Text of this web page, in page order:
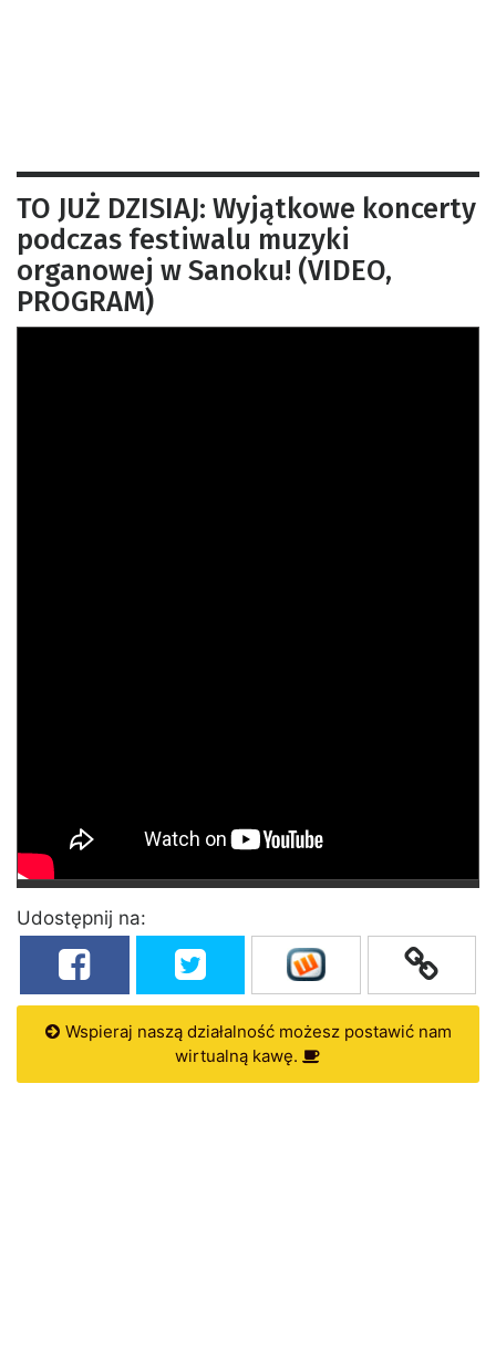
TO JUŻ DZISIAJ: Wyjątkowe koncerty
podczas festiwalu muzyki
organowej w Sanoku! (VIDEO,
PROGRAM)
Udostępnij na:
Wspieraj naszą działalność możesz postawić nam
wirtualną kawę.